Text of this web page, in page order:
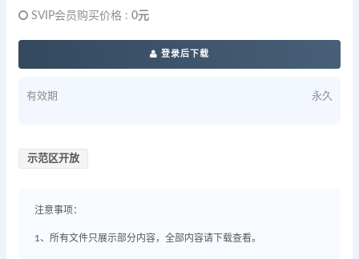
SVIP会员购买价格 : 0元
登录后下载
有效期 永久
示范区开放
注意事项：
1、所有文件只展示部分内容，全部内容请下载查看。